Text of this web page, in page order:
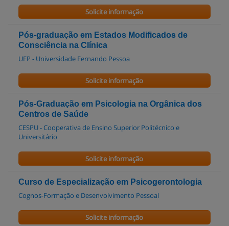
Solicite informação
Pós-graduação em Estados Modificados de
Consciência na Clínica
UFP - Universidade Fernando Pessoa
Solicite informação
Pós-Graduação em Psicologia na Orgânica dos
Centros de Saúde
CESPU - Cooperativa de Ensino Superior Politécnico e
Universitário
Solicite informação
Curso de Especialização em Psicogerontologia
Cognos-Formação e Desenvolvimento Pessoal
Solicite informação